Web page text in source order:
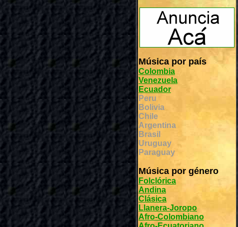
Música por país
Colombia
Venezuela
Ecuador
Peru
Bolivia
Chile
Argentina
Brasil
Uruguay
Paraguay
Música por género
Folclórica
Andina
Clásica
Llanera-Joropo
Afro-Colombiano